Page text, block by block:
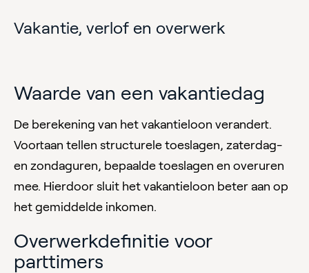
Vakantie, verlof en overwerk
Waarde van een vakantiedag
De berekening van het vakantieloon verandert.
Voortaan tellen structurele toeslagen, zaterdag-
en zondaguren, bepaalde toeslagen en overuren
mee. Hierdoor sluit het vakantieloon beter aan op
het gemiddelde inkomen.
Overwerkdefinitie voor
parttimers